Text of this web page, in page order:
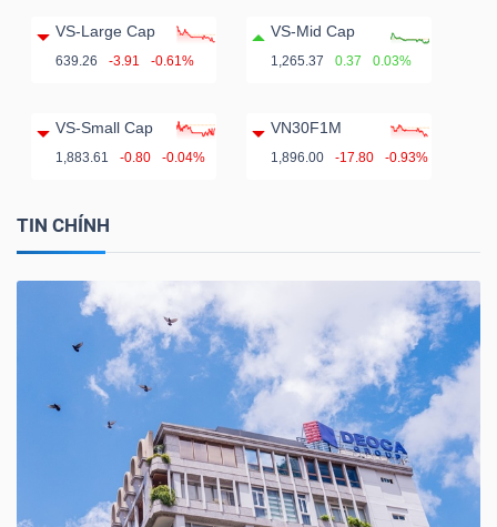
VS-Large Cap
639.26 -3.91 -0.61%
VS-Mid Cap
1,265.37 0.37 0.03%
VS-Small Cap
1,883.61 -0.80 -0.04%
VN30F1M
1,896.00 -17.80 -0.93%
TIN CHÍNH